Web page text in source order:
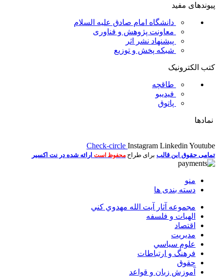
پیوندهای مفید
دانشگاه امام صادق علیه السلام
معاونت پژوهش و فناوری
پیشنهاد نشر اثر
شبکه پخش و توزیع
کتب الکترونیک
طاقچه
فیدیبو
پاتوق
نمادها
Check-circle Instagram Linkedin Youtube
تمامی حقوق این قالب برای طراح محفوظ است ارائه شده در نت اکسیر
منو
دسته بندی ها
مجموعه آثار آيت الله مهدوي كني
الهیات و فلسفه
اقتصاد
مديريت
علوم سياسي
فرهنگ و ارتباطات
حقوق
آموزش زبان و قواعد